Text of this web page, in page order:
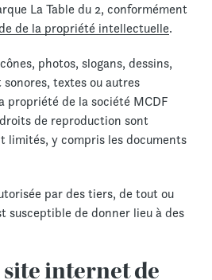
La Table du 2, conformément
de la propriété intellectuelle.
photos, slogans, dessins,
textes ou autres
propriété de la société MCDF
de reproduction sont
limités, y compris les documents
par des tiers, de tout ou
susceptible de donner lieu à des
internet de